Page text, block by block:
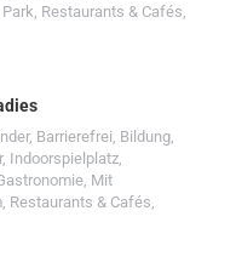
Park, Restaurants & Cafés,
, Barrierefrei, Bildung,
, Indoorspielplatz,
, Mit
, Restaurants & Cafés,